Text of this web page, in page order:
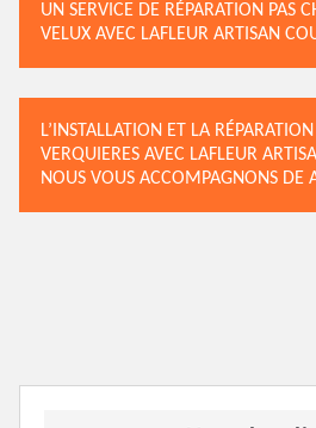
UN SERVICE DE RÉPARATION PAS
VELUX AVEC LAFLEUR ARTISAN
L’INSTALLATION ET LA
VERQUIERES AVEC LAFLEUR
NOUS VOUS ACCOMPAGNONS DE